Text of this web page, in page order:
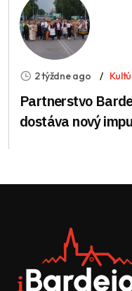
2 týždne ago
Partnerstvo
dostáva nový